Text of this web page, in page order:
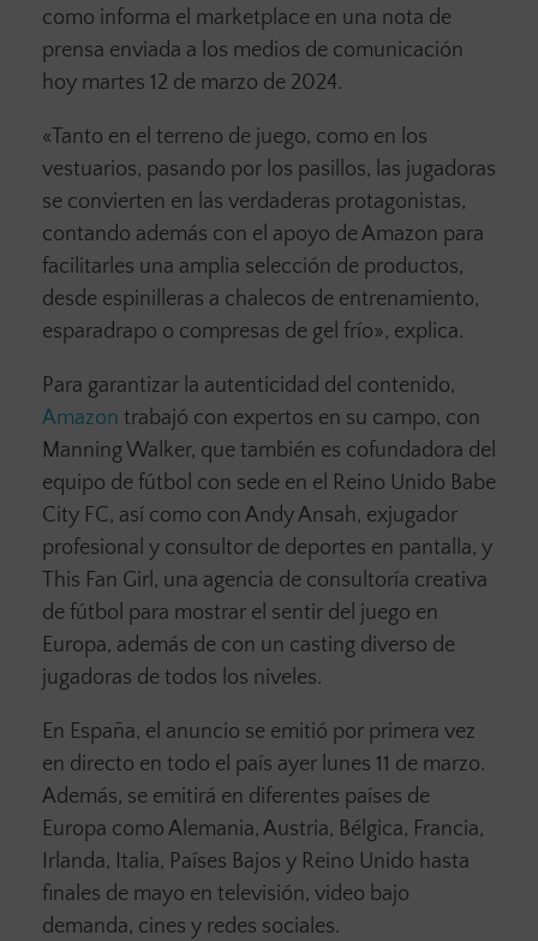
como informa el marketplace en una nota de
prensa enviada a los medios de comunicación
hoy martes 12 de marzo de 2024.
«Tanto en el terreno de juego, como en los
vestuarios, pasando por los pasillos, las jugadoras
se convierten en las verdaderas protagonistas,
contando además con el apoyo de Amazon para
facilitarles una amplia selección de productos,
desde espinilleras a chalecos de entrenamiento,
esparadrapo o compresas de gel frío», explica.
Para garantizar la autenticidad del contenido,
Amazon trabajó con expertos en su campo, con
Manning Walker, que también es cofundadora del
equipo de fútbol con sede en el Reino Unido Babe
City FC, así como con Andy Ansah, exjugador
profesional y consultor de deportes en pantalla, y
This Fan Girl, una agencia de consultoría creativa
de fútbol para mostrar el sentir del juego en
Europa, además de con un casting diverso de
jugadoras de todos los niveles.
En España, el anuncio se emitió por primera vez
en directo en todo el país ayer lunes 11 de marzo.
Además, se emitirá en diferentes países de
Europa como Alemania, Austria, Bélgica, Francia,
Irlanda, Italia, Países Bajos y Reino Unido hasta
finales de mayo en televisión, video bajo
demanda, cines y redes sociales.